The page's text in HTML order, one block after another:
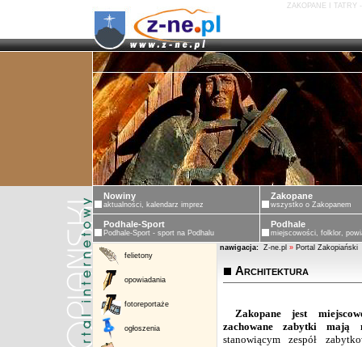
ZAKOPANE I TATRY
Nowiny
aktualności, kalendarz imprez
Zakopane
wszystko o Zakopanem
Podhale-Sport
Podhale-Sport - sport na Podhalu
Podhale
miejscowości, folklor,
felietony
opowiadania
fotoreportaże
ogłoszenia
nawigacja: Z-ne.pl » Portal Zakopiański
Architektura
Zakopane jest
zachowane zabytki
stanowiącym zespół